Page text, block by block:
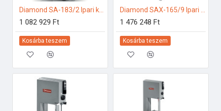
1 082 929 Ft
Kosárba teszem
1 476 248 Ft
Kosárba teszem